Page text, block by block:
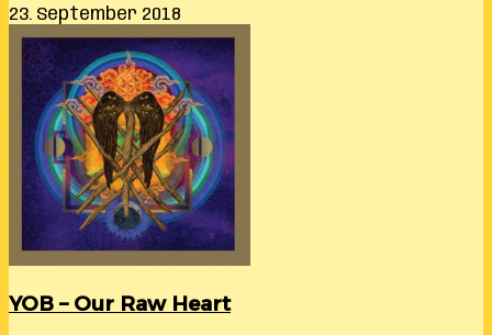
23. September 2018
YOB – Our Raw Heart